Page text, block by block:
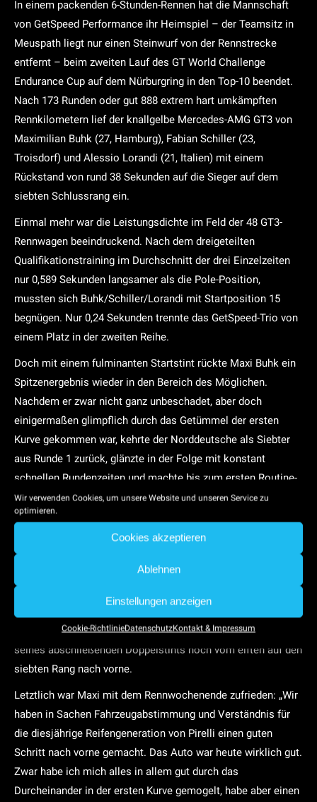
Wir verwenden Cookies, um unsere Website und unseren Service zu
optimieren.
Cookies akzeptieren
Ablehnen
Einstellungen anzeigen
Cookie-RichtlinieDatenschutzKontakt & Impressum
In einem packenden 6-Stunden-Rennen hat die Mannschaft
von GetSpeed Performance ihr Heimspiel – der Teamsitz in
Meuspath liegt nur einen Steinwurf von der Rennstrecke
entfernt – beim zweiten Lauf des GT World Challenge
Endurance Cup auf dem Nürburgring in den Top-10 beendet.
Nach 173 Runden oder gut 888 extrem hart umkämpften
Rennkilometern lief der knallgelbe Mercedes-AMG GT3 von
Maximilian Buhk (27, Hamburg), Fabian Schiller (23,
Troisdorf) und Alessio Lorandi (21, Italien) mit einem
Rückstand von rund 38 Sekunden auf die Sieger auf dem
siebten Schlussrang ein.
Einmal mehr war die Leistungsdichte im Feld der 48 GT3-
Rennwagen beeindruckend. Nach dem dreigeteilten
Qualifikationstraining im Durchschnitt der drei Einzelzeiten
nur 0,589 Sekunden langsamer als die Pole-Position,
mussten sich Buhk/Schiller/Lorandi mit Startposition 15
begnügen. Nur 0,24 Sekunden trennte das GetSpeed-Trio von
einem Platz in der zweiten Reihe.
Doch mit einem fulminanten Startstint rückte Maxi Buhk ein
Spitzenergebnis wieder in den Bereich des Möglichen.
Nachdem er zwar nicht ganz unbeschadet, aber doch
einigermaßen glimpflich durch das Getümmel der ersten
Kurve gekommen war, kehrte der Norddeutsche als Siebter
aus Runde 1 zurück, glänzte in der Folge mit konstant
schnellen Rundenzeiten und machte bis zum ersten Routine-
Boxenstopp drei weitere Positionen gut. Leider verlor er bei
diesem ersten Stopp (anders als in der Vergangenheit
schrieben die Regeln auf dem Nürburgring keine
Mindeststandzeiten vor) drei Positionen. Nach einem
bärenstarken Doppelstint, im Zuge dessen er in 1:56,615 min
auch die teamintern schnellste Rennrunde hinlegte, übergab
Buhk den Boliden mit der Startnummer 100 an siebter Stelle
an Kollege Lorandi. Schiller arbeitete sich dann während
seines abschließenden Doppelstints noch vom elften auf den
siebten Rang nach vorne.
Letztlich war Maxi mit dem Rennwochenende zufrieden: „Wir
haben in Sachen Fahrzeugabstimmung und Verständnis für
die diesjährige Reifengeneration von Pirelli einen guten
Schritt nach vorne gemacht. Das Auto war heute wirklich gut.
Zwar habe ich mich alles in allem gut durch das
Durcheinander in der ersten Kurve gemogelt, habe aber einen